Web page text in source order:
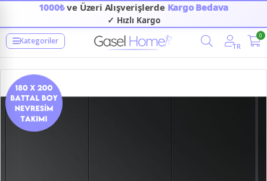
1000₺ve Üzeri Alışverişlerde Kargo Bedava
✓ Hızlı Kargo
Kategoriler
TR
0